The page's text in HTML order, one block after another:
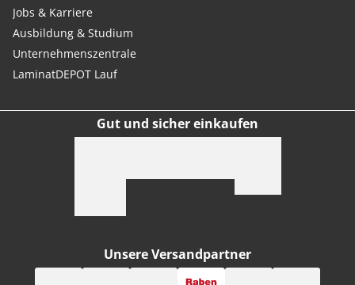
Jobs & Karriere
Ausbildung & Studium
Unternehmenszentrale
LaminatDEPOT Lauf
Gut und sicher einkaufen
Unsere Versandpartner